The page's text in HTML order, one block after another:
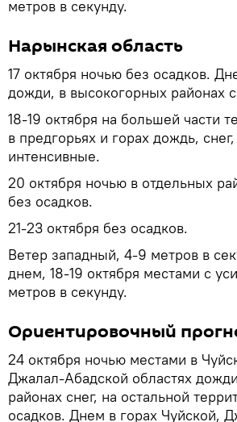
метров в секунду.
Нарынская область
17 октября ночью без осадков.
дожди, в высокогорных районах
18-19 октября на большей части
в предгорьях и горах дождь,
интенсивные.
20 октября ночью в отдельных
без осадков.
21-23 октября без осадков.
Ветер западный, 4-9 метров в
днем, 18-19 октября местами с
метров в секунду.
Ориентировочный
24 октября ночью местами в
Джалал-Абадской областях
районах снег, на остальной
осадков. Днем в горах Чуйской,